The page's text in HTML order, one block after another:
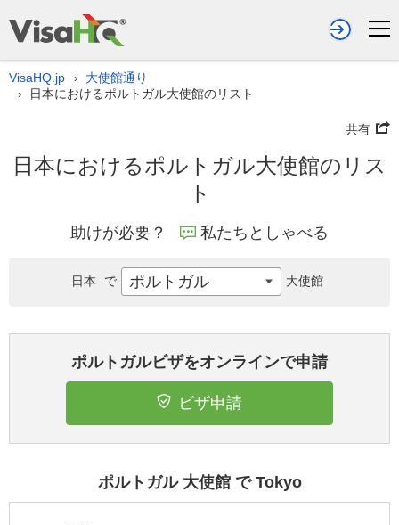
VisaHQ.jp › 大使館通り
› 日本におけるポルトガル大使館のリスト
共有
日本におけるポルトガル大使館のリス
ト
助けが必要？ 私たちとしゃべる
ポルトガルビザをオンラインで申請
ビザ申請
ポルトガル 大使館 で Tokyo
日本 で ポルトガル 大使館